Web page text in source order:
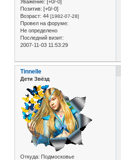
Уважение: [+0/-0]
Позитив: [+0/-0]
Возраст: 44 [1982-07-28]
Провел на форуме:
Не определено
Последний визит:
2007-11-03 11:53:29
Tinnelle
Дети Звёзд
Откуда: Подмосковье